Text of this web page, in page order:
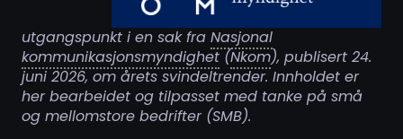
utgangspunkt i en sak fra Nasjonal
kommunikasjonsmyndighet (Nkom), publisert 24.
juni 2026, om årets svindeltrender. Innholdet er
her bearbeidet og tilpasset med tanke på små
og mellomstore bedrifter (SMB).